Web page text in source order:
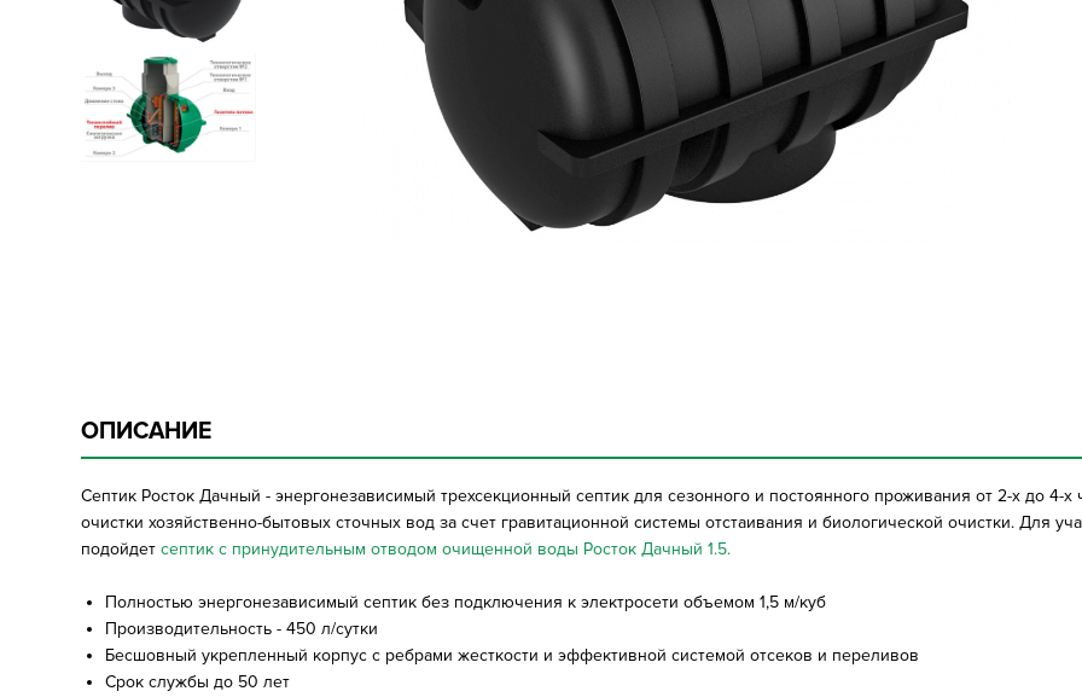
ОПИСАНИЕ
Септик Росток Дачный - энергонезависимый трехсекционный септик для сезонного и постоянного проживания от 2-х до 4-
очистки хозяйственно-бытовых сточных вод за счет гравитационной системы отстаивания и биологической очистки. Для
подойдетсептик с принудительным отводом очищенной воды Росток Дачный 1.5.
Полностью энергонезависимый септик без подключения к электросети объемом 1,5 м/куб
Производительность - 450 л/сутки
Бесшовный укрепленный корпус с ребрами жесткости и эффективной системой отсеков и переливов
Срок службы до 50 лет